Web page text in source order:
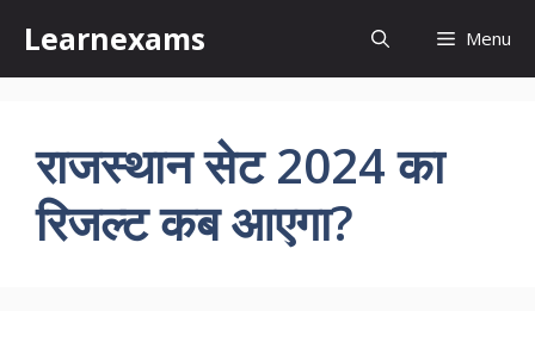
content
Learnexams Menu
राजस्थान सेट 2024 का
रिजल्ट कब आएगा?